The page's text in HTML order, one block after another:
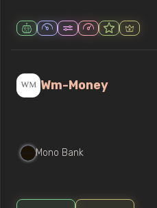
Wm-Money
Mono Bank